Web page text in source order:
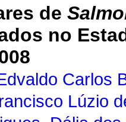
de
no
Carlos
Lúzio